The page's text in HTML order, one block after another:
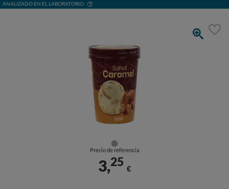
ANALIZADO EN EL LABORATORIO
Precio de referencia
3,25
€